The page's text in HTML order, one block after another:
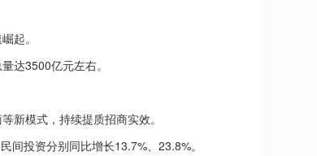
起。
达3500亿元左右。
模式，持续提质招商实效。
投资分别同比增长13.7%、23.8%。